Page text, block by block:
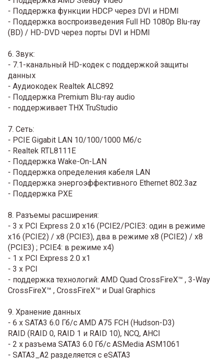
- Поддержка функции HDCP через DVI и HDMI
- Поддержка воспроизведения Full HD 1080p Blu-ray
(BD) / HD-DVD через порты DVI и HDMI
6. Звук:
- 7.1-канальный HD-кодек с поддержкой защиты
данных
- Аудиокодек Realtek ALC892
- Поддержка Premium Blu-ray audio
- поддерживает THX TruStudio
7. Сеть:
- PCIE Gigabit LAN 10/100/1000 Мб/с
- Realtek RTL8111E
- Поддержка Wake-On-LAN
- Поддержка определения кабеля LAN
- Поддержка энергоэффективного Ethernet 802.3az
- Поддержка PXE
8. Разъемы расширения:
- 3 x PCI Express 2.0 x16 (PCIE2/PCIE3: один в режиме
x16 (PCIE2) / x8 (PCIE3), два в режиме x8 (PCIE2) / x8
(PCIE3) ; PCIE4: в режиме x4)
- 1 x PCI Express 2.0 x1
- 3 x PCI
- поддержка технологий: AMD Quad CrossFireX™ , 3-Way
CrossFireX™ , CrossFireX™ и Dual Graphics
9. Хранение данных
- 6 x SATA3 6.0 Гб/с AMD A75 FCH (Hudson-D3)
RAID (RAID 0, RAID 1 и RAID 10), NCQ, AHCI
- 2 x разъема SATA3 6.0 Гб/с ASMedia ASM1061
- SATA3_A2 разделяется с eSATA3